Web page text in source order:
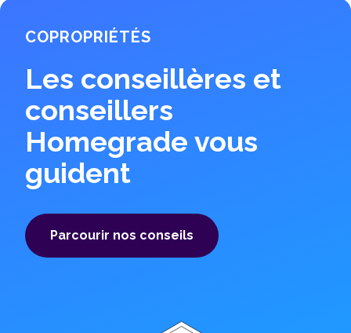
COPROPRIÉTÉS
Les conseillères et
conseillers
Homegrade vous
guident
Parcourir nos conseils